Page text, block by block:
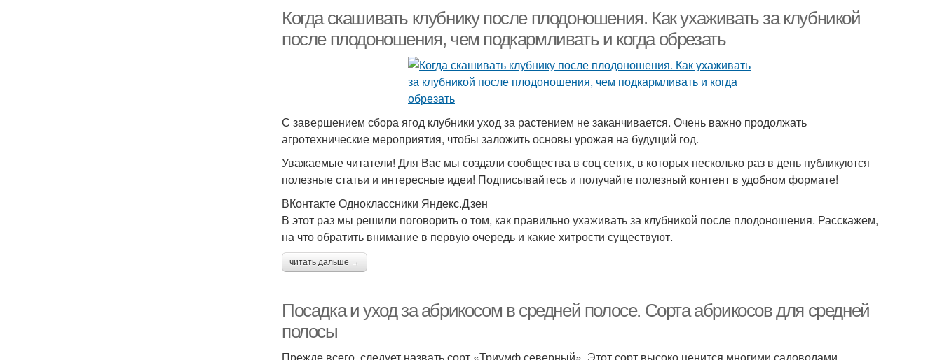
Когда скашивать клубнику после плодоношения. Как ухаживать за клубникой
после плодоношения, чем подкармливать и когда обрезать
С завершением сбора ягод клубники уход за растением не заканчивается. Очень важно продолжать
агротехнические мероприятия, чтобы заложить основы урожая на будущий год.
Уважаемые читатели! Для Вас мы создали сообщества в соц сетях, в которых несколько раз в день публикуются
полезные статьи и интересные идеи! Подписывайтесь и получайте полезный контент в удобном формате!
ВКонтакте Одноклассники Яндекс.Дзен
В этот раз мы решили поговорить о том, как правильно ухаживать за клубникой после плодоношения. Расскажем,
на что обратить внимание в первую очередь и какие хитрости существуют.
читать дальше →
Посадка и уход за абрикосом в средней полосе. Сорта абрикосов для средней
полосы